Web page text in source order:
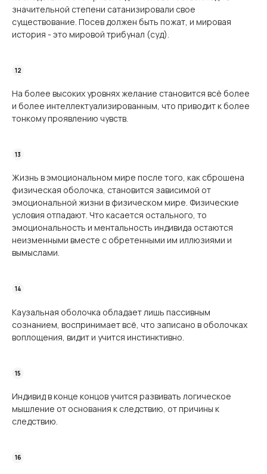
значительной степени сатанизировали свое
существование. Посев должен быть пожат, и мировая
история - это мировой трибунал (суд).
На более высоких уровнях желание становится всё более
и более интеллектуализированным, что приводит к более
тонкому проявлению чувств.
Жизнь в эмоциональном мире после того, как сброшена
физическая оболочка, становится зависимой от
эмоциональной жизни в физическом мире. Физические
условия отпадают. Что касается остального, то
эмоциональность и ментальность индивида остаются
неизменными вместе с обретенными им иллюзиями и
вымыслами.
Каузальная оболочка обладает лишь пассивным
сознанием, воспринимает всё, что записано в оболочках
воплощения, видит и учится инстинктивно.
Индивид в конце концов учится развивать логическое
мышление от основания к следствию, от причины к
следствию.